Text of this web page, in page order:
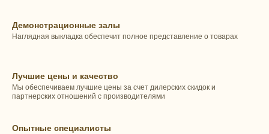
Демонстрационные залы
Наглядная выкладка обеспечит полное представление о товарах
Лучшие цены и качество
Мы обеспечиваем лучшие цены за счет дилерских скидок и
партнерских отношений с производителями
Опытные специалисты